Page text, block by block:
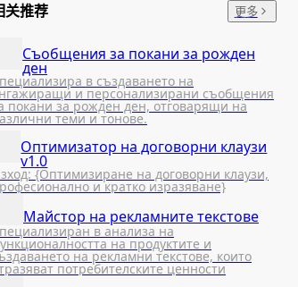
关推荐 更多
Съобщения за покани за рожден
ден
в създаването на
и персонализирани съобщения
покани за рожден ден, отговарящи на
теми и тонове.
Оптимизатор на договорни клаузи
v1.0
{Оптимизиране на договорни клаузи,
и кратко изразяване}
Майстор на рекламните текстове
в анализа на
на продуктите и
на рекламни текстове, които
потребителските ценности